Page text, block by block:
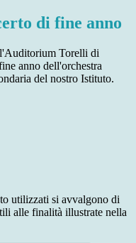
di fine anno
Torelli di
anno dell'orchestra
del nostro Istituto.
utilizzati si avvalgono di
alle finalità illustrate nella